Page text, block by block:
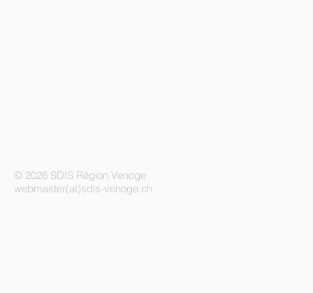
© 2026 SDIS Région Venoge
webmaster(at)sdis-venoge.ch